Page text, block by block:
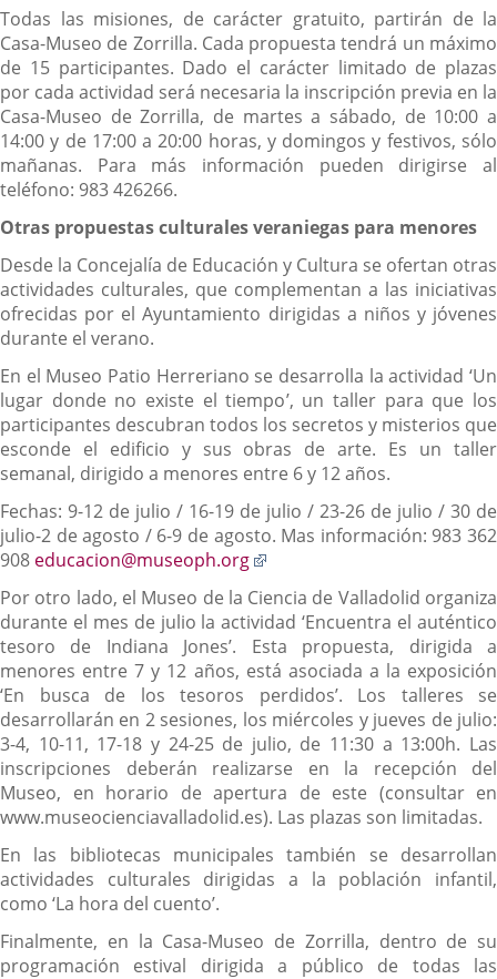
Todas las misiones, de carácter gratuito, partirán de la
Casa-Museo de Zorrilla. Cada propuesta tendrá un máximo
de 15 participantes. Dado el carácter limitado de plazas
por cada actividad será necesaria la inscripción previa en la
Casa-Museo de Zorrilla, de martes a sábado, de 10:00 a
14:00 y de 17:00 a 20:00 horas, y domingos y festivos, sólo
mañanas. Para más información pueden dirigirse al
teléfono: 983 426266.
Otras propuestas culturales veraniegas para menores
Desde la Concejalía de Educación y Cultura se ofertan otras
actividades culturales, que complementan a las iniciativas
ofrecidas por el Ayuntamiento dirigidas a niños y jóvenes
durante el verano.
En el Museo Patio Herreriano se desarrolla la actividad ‘Un
lugar donde no existe el tiempo’, un taller para que los
participantes descubran todos los secretos y misterios que
esconde el edificio y sus obras de arte. Es un taller
semanal, dirigido a menores entre 6 y 12 años.
Fechas: 9-12 de julio / 16-19 de julio / 23-26 de julio / 30 de
julio-2 de agosto / 6-9 de agosto. Mas información: 983 362
908 educacion@museoph.org
una
aplicación
externa.
Por otro lado, el Museo de la Ciencia de Valladolid organiza
durante el mes de julio la actividad ‘Encuentra el auténtico
tesoro de Indiana Jones’. Esta propuesta, dirigida a
menores entre 7 y 12 años, está asociada a la exposición
‘En busca de los tesoros perdidos’. Los talleres se
desarrollarán en 2 sesiones, los miércoles y jueves de julio:
3-4, 10-11, 17-18 y 24-25 de julio, de 11:30 a 13:00h. Las
inscripciones deberán realizarse en la recepción del
Museo, en horario de apertura de este (consultar en
www.museocienciavalladolid.es). Las plazas son limitadas.
En las bibliotecas municipales también se desarrollan
actividades culturales dirigidas a la población infantil,
como ‘La hora del cuento’.
Finalmente, en la Casa-Museo de Zorrilla, dentro de su
programación estival dirigida a público de todas las